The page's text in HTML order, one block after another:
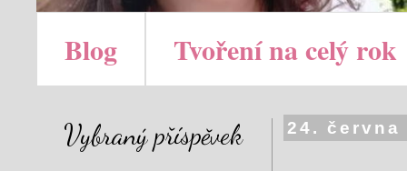
Blog Tvoření na celý rok
24. června
Vybraný příspěvek